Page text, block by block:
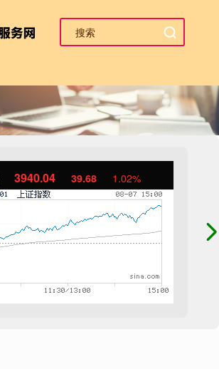
3940.04 39.68 1.02%